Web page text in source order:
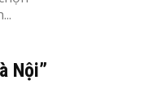
Nội”